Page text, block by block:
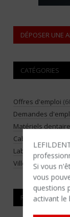
Si vous
vous
questions
activant le
DÉPOSER UNE
CATÉGORIES
Offres d'emploi
Demandes
Matériels
Cabinets
Laboratoires de
Villégiature(2)
RÉGIONS